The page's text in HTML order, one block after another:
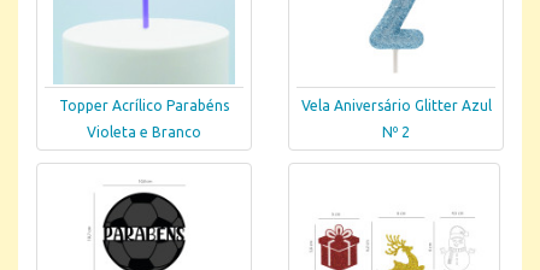
Topper Acrílico Parabéns
Violeta e Branco
Vela Aniversário Glitter Azul
Nº 2